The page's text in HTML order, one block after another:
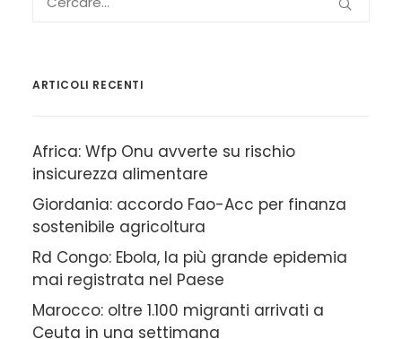
ARTICOLI RECENTI
Africa: Wfp Onu avverte su rischio
insicurezza alimentare
Giordania: accordo Fao-Acc per finanza
sostenibile agricoltura
Rd Congo: Ebola, la più grande epidemia
mai registrata nel Paese
Marocco: oltre 1.100 migranti arrivati a
Ceuta in una settimana